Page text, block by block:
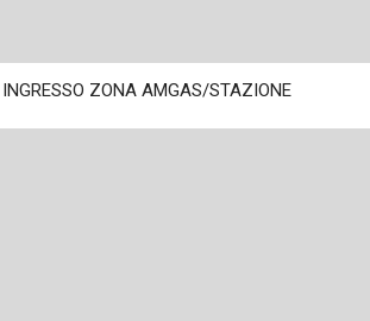
ZONA AMGAS/STAZIONE